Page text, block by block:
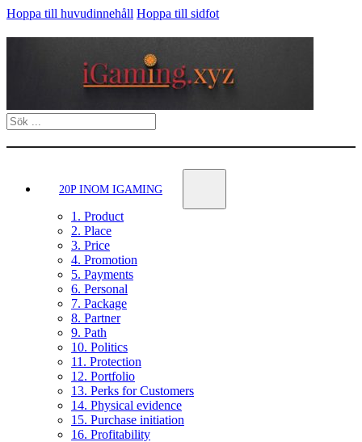
Hoppa till huvudinnehåll Hoppa till sidfot
Sök
20P INOM IGAMING
1. Product
2. Place
3. Price
4. Promotion
5. Payments
6. Personal
7. Package
8. Partner
9. Path
10. Politics
11. Protection
12. Portfolio
13. Perks for Customers
14. Physical evidence
15. Purchase initiation
16. Profitability